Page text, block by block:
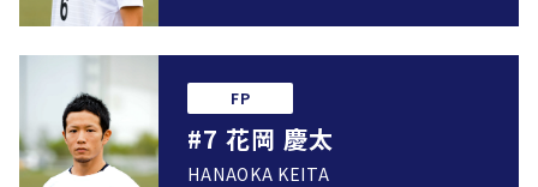
FP
#7 花岡 慶太
HANAOKA KEITA